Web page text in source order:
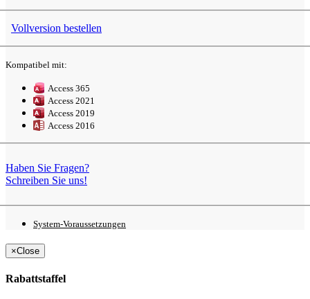
Vollversion bestellen
Kompatibel mit:
Access 365
Access 2021
Access 2019
Access 2016
Haben Sie Fragen?
Schreiben Sie uns!
System-Voraussetzungen
×Close
Rabattstaffel